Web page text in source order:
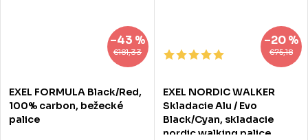
€181,33
–43 %
EXEL FORMULA Black/Red,
100% carbon, bežecké
palice
€75,18
–20 %
EXEL NORDIC WALKER
Skladacie Alu / Evo
Black/Cyan, skladacie
nordic walking palice